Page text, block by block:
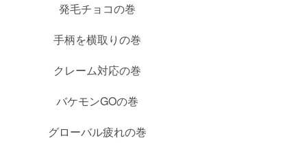
発毛チョコの巻
手柄を横取りの巻
クレーム対応の巻
バケモンGOの巻
グローバル疲れの巻